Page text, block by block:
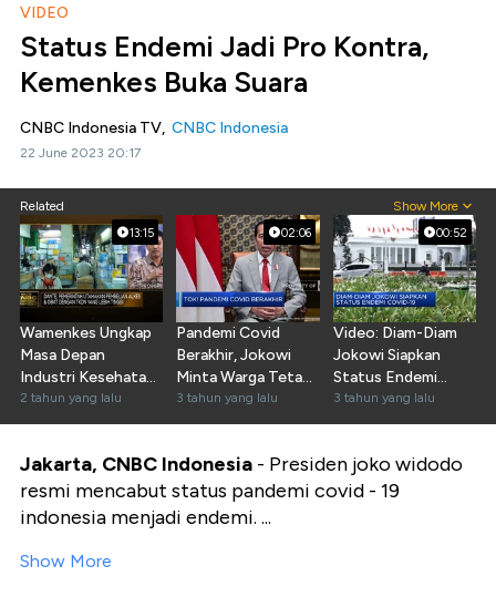
VIDEO
Status Endemi Jadi Pro Kontra,
Kemenkes Buka Suara
CNBC Indonesia TV, CNBC Indonesia
22 June 2023 20:17
Related Show More
13:15
Wamenkes Ungkap
Masa Depan
Industri Kesehatan
Pasca Pandemi
2 tahun yang lalu
02:06
Pandemi Covid
Berakhir, Jokowi
Minta Warga Tetap
Hidup Bersih
3 tahun yang lalu
00:52
Video: Diam-Diam
Jokowi Siapkan
Status Endemi
Covid-19
3 tahun yang lalu
Jakarta, CNBC Indonesia - Presiden joko widodo
resmi mencabut status pandemi covid - 19
indonesia menjadi endemi. ...
Show More